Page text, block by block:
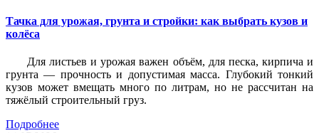
Тачка для урожая, грунта и стройки: как выбрать кузов и
колёса
Для листьев и урожая важен объём, для песка, кирпича и
грунта — прочность и допустимая масса. Глубокий тонкий
кузов может вмещать много по литрам, но не рассчитан на
тяжёлый строительный груз.
Подробнее